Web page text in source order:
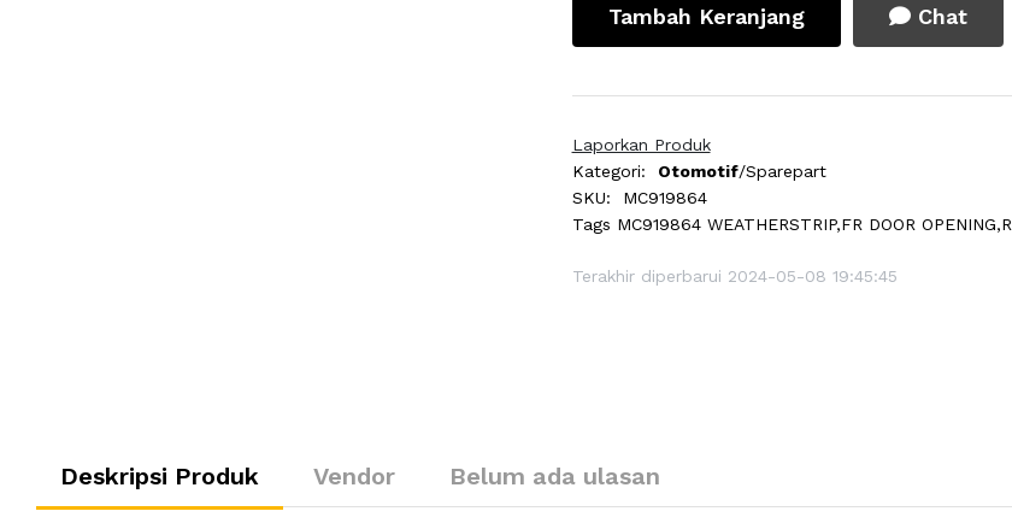
Tambah Keranjang Chat
Laporkan Produk
Kategori:
Otomotif/Sparepart
SKU:
MC919864
Tags MC919864 WEATHERSTRIP,FR DOOR OPENING,R
Terakhir diperbarui 2024-05-08 19:45:45
Deskripsi Produk Vendor Belum ada ulasan